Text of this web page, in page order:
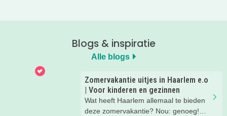
Blogs & inspiratie
Alle blogs
Zomervakantie uitjes in Haarlem e.o
| Voor kinderen en gezinnen
Wat heeft Haarlem allemaal te bieden
deze zomervakantie? Nou: genoeg!